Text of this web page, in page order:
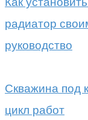
радиатор
руководство
Скважина под
цикл работ